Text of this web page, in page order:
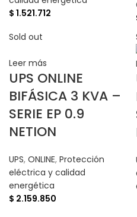
$ 1.521.712
Sold out
Leer más
UPS ONLINE
BIFÁSICA 3 KVA –
SERIE EP 0.9
NETION
UPS, ONLINE, Protección
eléctrica y calidad
energética
$ 2.159.850